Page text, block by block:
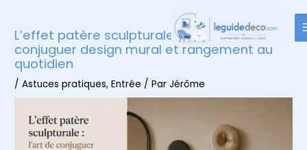
contenu
L’effet patère sculpturale : l’art de
conjuguer design mural et rangement au
quotidien
/Astuces pratiques,Entrée / ParJérôme